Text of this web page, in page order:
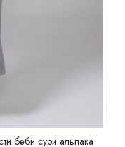
беби сури альпака